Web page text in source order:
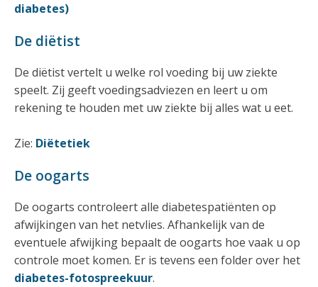
diabetes)
De diëtist
De diëtist vertelt u welke rol voeding bij uw ziekte
speelt. Zij geeft voedingsadviezen en leert u om
rekening te houden met uw ziekte bij alles wat u eet.
Zie: Diëtetiek
De oogarts
De oogarts controleert alle diabetespatiënten op
afwijkingen van het netvlies. Afhankelijk van de
eventuele afwijking bepaalt de oogarts hoe vaak u op
controle moet komen. Er is tevens een folder over het
diabetes-fotospreekuur.